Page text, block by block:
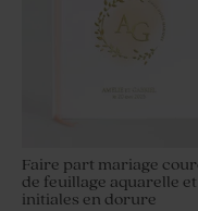
Faire part mariage
de feuillage aquarelle et
initiales en dorure